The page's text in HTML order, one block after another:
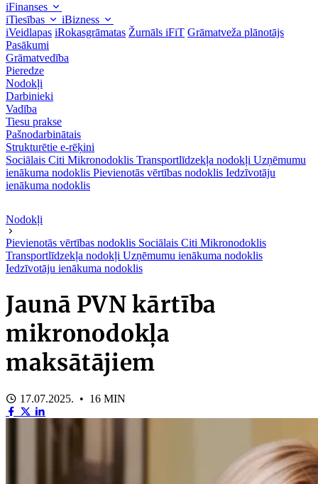
iFinanses
iTiesības
iBizness
iVeidlapas iRokasgrāmatas Žurnāls iFiT Grāmatveža plānotājs
Pasākumi
Grāmatvedība
Pieredze
Nodokļi
Darbinieki
Vadība
Tiesu prakse
Pašnodarbinātais
Strukturētie e-rēķini
Sociālais Citi Mikronodoklis Transportlīdzekļa nodokļi Uzņēmumu
ienākuma nodoklis Pievienotās vērtības nodoklis Iedzīvotāju
ienākuma nodoklis
Nodokļi
Pievienotās vērtības nodoklis Sociālais Citi Mikronodoklis
Transportlīdzekļa nodokļi Uzņēmumu ienākuma nodoklis
Iedzīvotāju ienākuma nodoklis
Jaunā PVN kārtība
mikronodokļa
maksātājiem
17.07.2025. • 16 MIN